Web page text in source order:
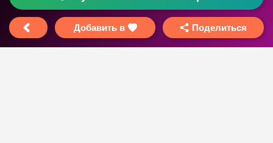
Добавить в Поделиться